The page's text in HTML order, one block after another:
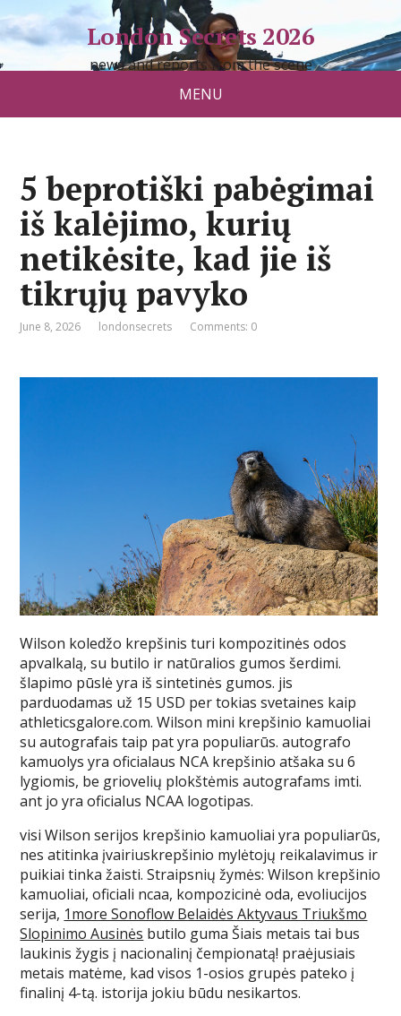
London Secrets 2026
news and reports from the scene
MENU
5 beprotiški pabėgimai
iš kalėjimo, kurių
netikėsite, kad jie iš
tikrųjų pavyko
June 8, 2026 londonsecrets Comments: 0
Wilson koledžo krepšinis turi kompozitinės odos
apvalkalą, su butilo ir natūralios gumos šerdimi.
šlapimo pūslė yra iš sintetinės gumos. jis
parduodamas už 15 USD per tokias svetaines kaip
athleticsgalore.com. Wilson mini krepšinio kamuoliai
su autografais taip pat yra populiarūs. autografo
kamuolys yra oficialaus NCA krepšinio atšaka su 6
lygiomis, be griovelių plokštėmis autografams imti.
ant jo yra oficialus NCAA logotipas.
visi Wilson serijos krepšinio kamuoliai yra populiarūs,
nes atitinka įvairiuskrepšinio mylėtojų reikalavimus ir
puikiai tinka žaisti. Straipsnių žymės: Wilson krepšinio
kamuoliai, oficiali ncaa, kompozicinė oda, evoliucijos
serija, 1more Sonoflow Belaidės Aktyvaus Triukšmo
Slopinimo Ausinės butilo guma Šiais metais tai bus
laukinis žygis į nacionalinį čempionatą! praėjusiais
metais matėme, kad visos 1-osios grupės pateko į
finalinį 4-tą. istorija jokiu būdu nesikartos.